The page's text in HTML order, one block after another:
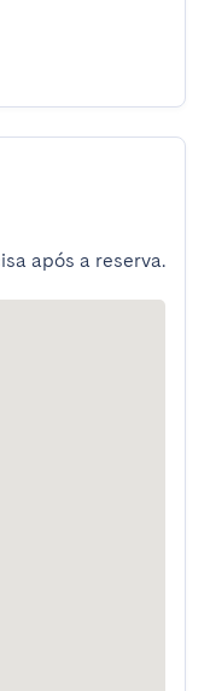
após a reserva.